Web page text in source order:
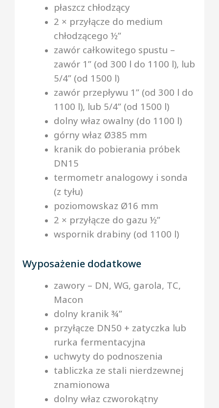
płaszcz chłodzący
2 × przyłącze do medium
chłodzącego ½”
zawór całkowitego spustu –
zawór 1” (od 300 l do 1100 l), lub
5/4” (od 1500 l)
zawór przepływu 1” (od 300 l do
1100 l), lub 5/4” (od 1500 l)
dolny właz owalny (do 1100 l)
górny właz Ø385 mm
kranik do pobierania próbek
DN15
termometr analogowy i sonda
(z tyłu)
poziomowskaz Ø16 mm
2 × przyłącze do gazu ½”
wspornik drabiny (od 1100 l)
Wyposażenie dodatkowe
zawory – DN, WG, garola, TC,
Macon
dolny kranik ¾”
przyłącze DN50 + zatyczka lub
rurka fermentacyjna
uchwyty do podnoszenia
tabliczka ze stali nierdzewnej
znamionowa
dolny właz czworokątny